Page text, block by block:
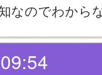
なのでわから